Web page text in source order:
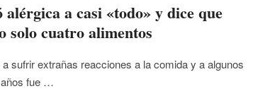
a casi «todo» y dice que
solo cuatro alimentos
sufrir extrañas reacciones a la comida y a algunos
años fue …